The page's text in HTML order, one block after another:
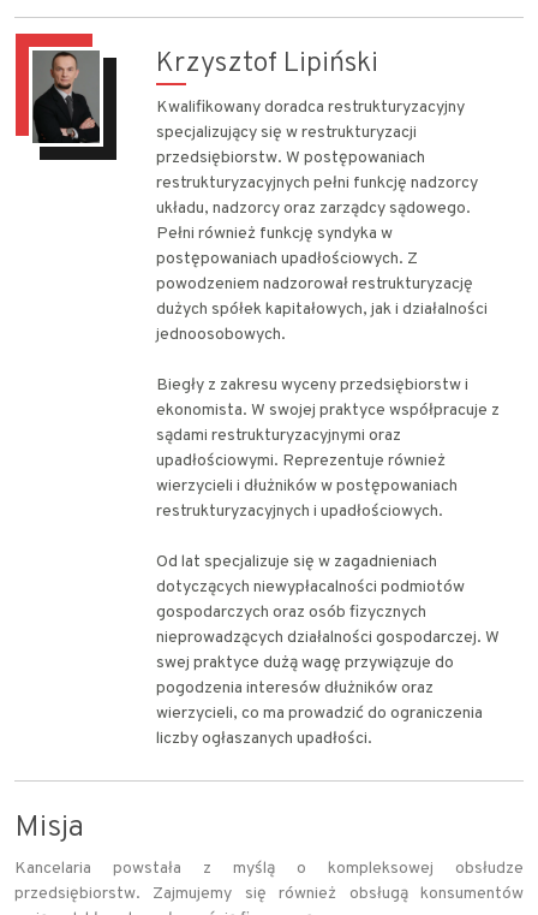
Krzysztof Lipiński
Kwalifikowany doradca restrukturyzacyjny
specjalizujący się w restrukturyzacji
przedsiębiorstw. W postępowaniach
restrukturyzacyjnych pełni funkcję nadzorcy
układu, nadzorcy oraz zarządcy sądowego.
Pełni również funkcję syndyka w
postępowaniach upadłościowych. Z
powodzeniem nadzorował restrukturyzację
dużych spółek kapitałowych, jak i działalności
jednoosobowych.
Biegły z zakresu wyceny przedsiębiorstw i
ekonomista. W swojej praktyce współpracuje z
sądami restrukturyzacyjnymi oraz
upadłościowymi. Reprezentuje również
wierzycieli i dłużników w postępowaniach
restrukturyzacyjnych i upadłościowych.
Od lat specjalizuje się w zagadnieniach
dotyczących niewypłacalności podmiotów
gospodarczych oraz osób fizycznych
nieprowadzących działalności gospodarczej. W
swej praktyce dużą wagę przywiązuje do
pogodzenia interesów dłużników oraz
wierzycieli, co ma prowadzić do ograniczenia
liczby ogłaszanych upadłości.
Misja
Kancelaria powstała z myślą o kompleksowej obsłudze
przedsiębiorstw. Zajmujemy się również obsługą konsumentów